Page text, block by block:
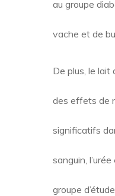
au groupe
vache et de
De plus, le lait
des effets de
significatifs
sanguin,
groupe